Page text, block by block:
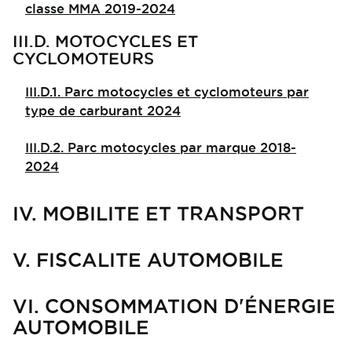
classe MMA 2019-2024
III.D. MOTOCYCLES ET
CYCLOMOTEURS
III.D.1. Parc motocycles et cyclomoteurs par
type de carburant 2024
III.D.2. Parc motocycles par marque 2018-
2024
IV. MOBILITE ET TRANSPORT
V. FISCALITE AUTOMOBILE
VI. CONSOMMATION D'ÉNERGIE
AUTOMOBILE